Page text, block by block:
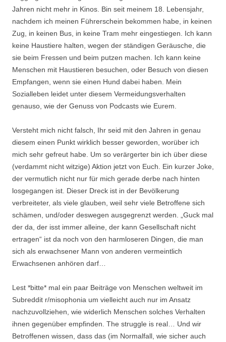
Jahren nicht mehr in Kinos. Bin seit meinem 18. Lebensjahr,
nachdem ich meinen Führerschein bekommen habe, in keinen
Zug, in keinen Bus, in keine Tram mehr eingestiegen. Ich kann
keine Haustiere halten, wegen der ständigen Geräusche, die
sie beim Fressen und beim putzen machen. Ich kann keine
Menschen mit Haustieren besuchen, oder Besuch von diesen
Empfangen, wenn sie einen Hund dabei haben. Mein
Sozialleben leidet unter diesem Vermeidungsverhalten
genauso, wie der Genuss von Podcasts wie Eurem.
Versteht mich nicht falsch, Ihr seid mit den Jahren in genau
diesem einen Punkt wirklich besser geworden, worüber ich
mich sehr gefreut habe. Um so verärgerter bin ich über diese
(verdammt nicht witzige) Aktion jetzt von Euch. Ein kurzer Joke,
der vermutlich nicht nur für mich gerade derbe nach hinten
losgegangen ist. Dieser Dreck ist in der Bevölkerung
verbreiteter, als viele glauben, weil sehr viele Betroffene sich
schämen, und/oder deswegen ausgegrenzt werden. „Guck mal
der da, der isst immer alleine, der kann Gesellschaft nicht
ertragen“ ist da noch von den harmloseren Dingen, die man
sich als erwachsener Mann von anderen vermeintlich
Erwachsenen anhören darf…
Lest *bitte* mal ein paar Beiträge von Menschen weltweit im
Subreddit r/misophonia um vielleicht auch nur im Ansatz
nachzuvollziehen, wie widerlich Menschen solches Verhalten
ihnen gegenüber empfinden. The struggle is real… Und wir
Betroffenen wissen, dass das (im Normalfall, wie sicher auch